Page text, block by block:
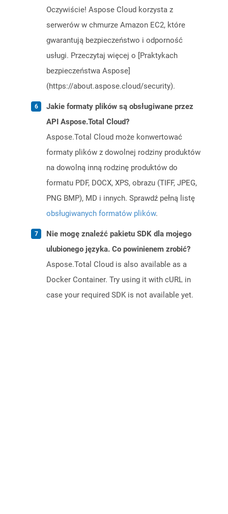
Oczywiście! Aspose Cloud korzysta z
serwerów w chmurze Amazon EC2, które
gwarantują bezpieczeństwo i odporność
usługi. Przeczytaj więcej o [Praktykach
bezpieczeństwa Aspose]
(https://about.aspose.cloud/security).
Jakie formaty plików są obsługiwane przez
API Aspose.Total Cloud?
Aspose.Total Cloud może konwertować
formaty plików z dowolnej rodziny produktów
na dowolną inną rodzinę produktów do
formatu PDF, DOCX, XPS, obrazu (TIFF, JPEG,
PNG BMP), MD i innych. Sprawdź pełną listę
obsługiwanych formatów plików.
Nie mogę znaleźć pakietu SDK dla mojego
ulubionego języka. Co powinienem zrobić?
Aspose.Total Cloud is also available as a
Docker Container. Try using it with cURL in
case your required SDK is not available yet.